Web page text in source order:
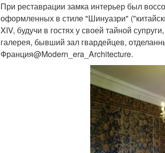
При реставрации замка интерьер был
оформленных в стиле "Шинуазри"
XIV, будучи в гостях у своей тайной
галерея, бывший зал гвардейцев,
Франция@Modern_era_Architecture.